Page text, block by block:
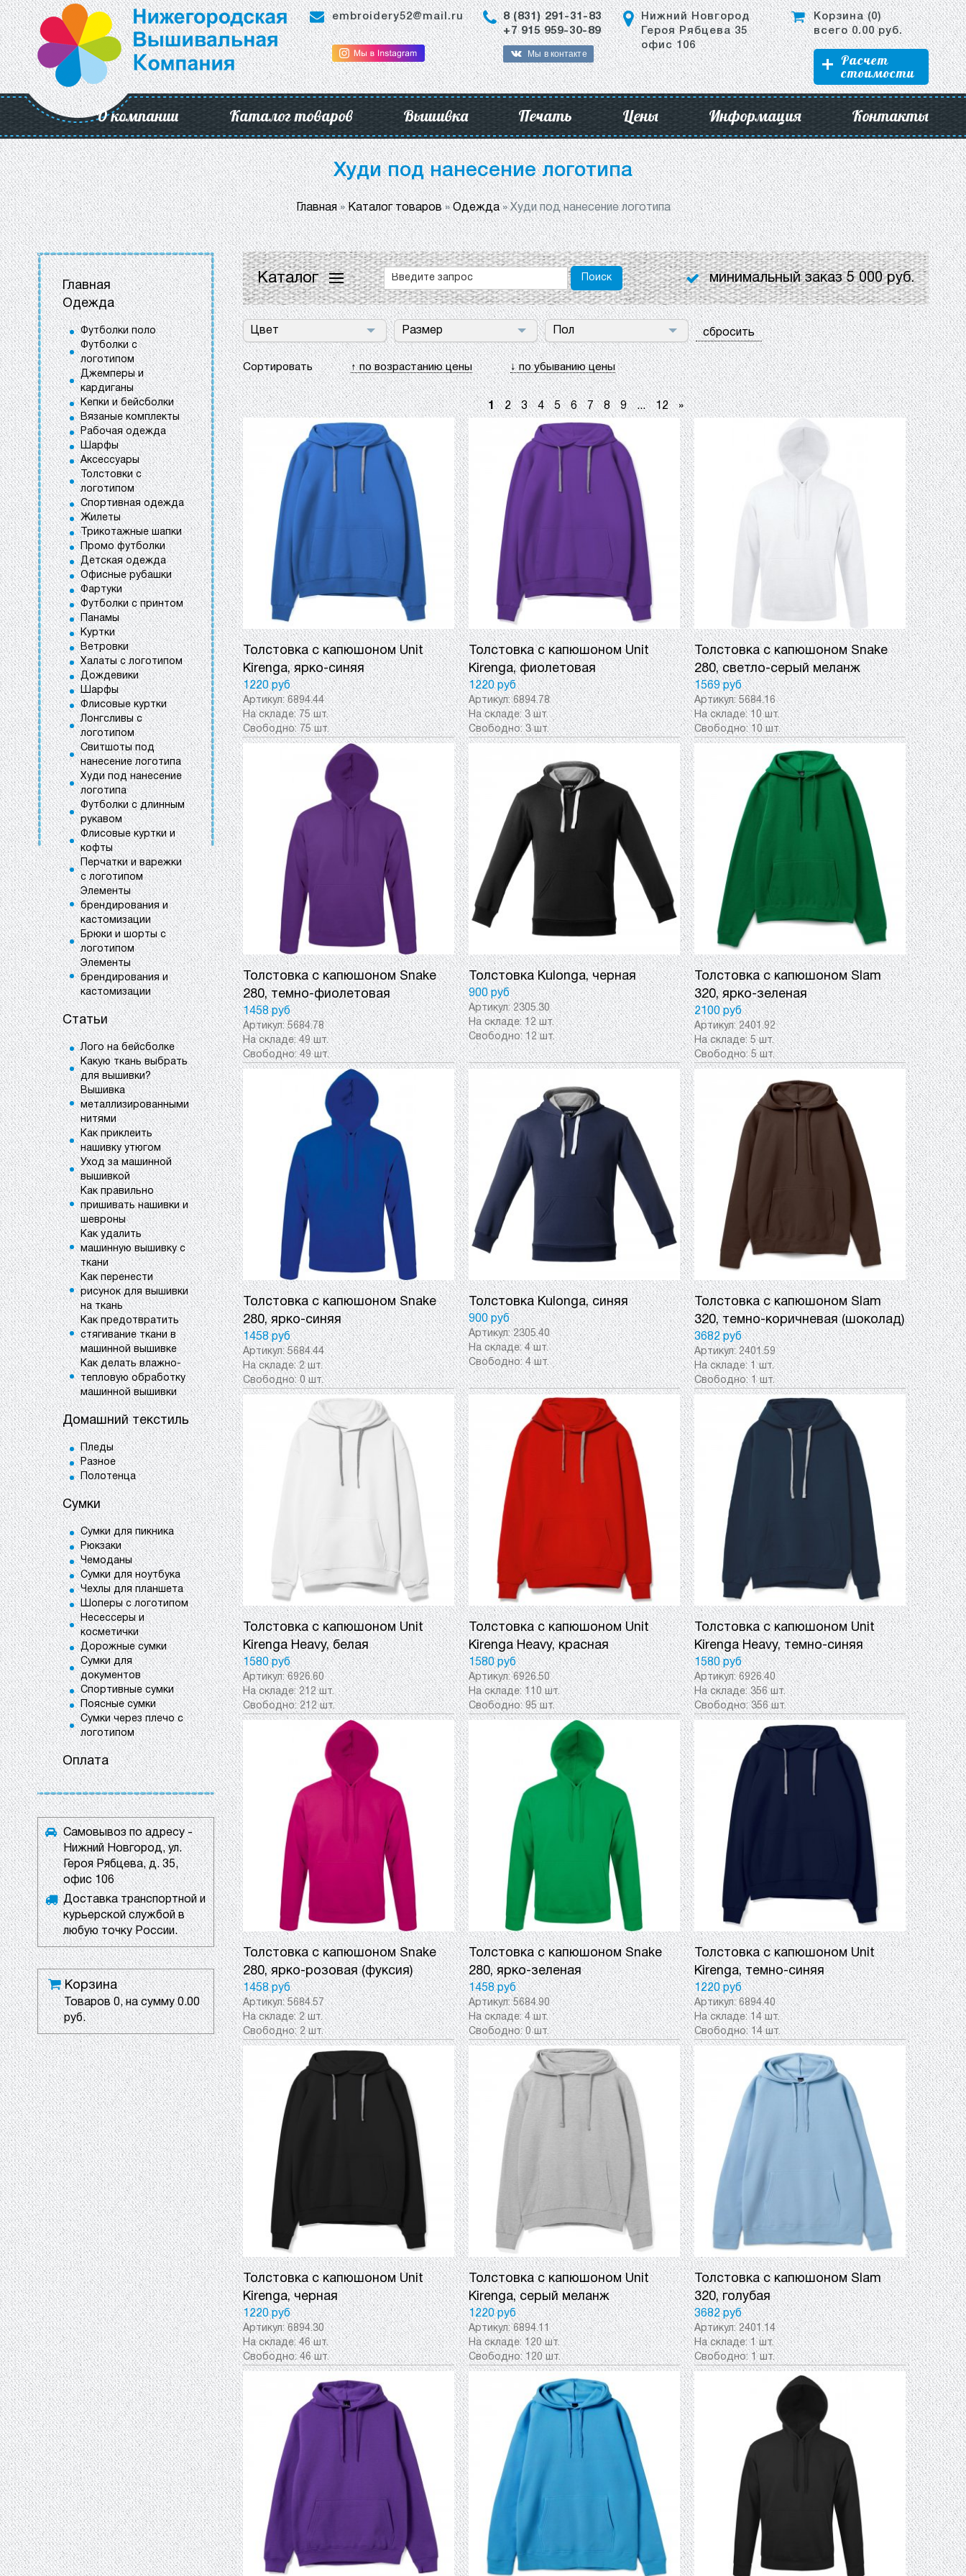
embroidery52@mail.ru
8 (831) 291-31-83
+7 915 959-30-89
Мы в контакте
Нижний Новгород
Героя Рябцева 35
офис 106
Корзина (0)
всего0.00руб.
Расчет
стоимости
О компании Каталог товаров Вышивка Печать Цены Информация Контакты
Худи под нанесение логотипа
Главная»Каталог товаров»Одежда»Худи под нанесение логотипа
Главная
Одежда
Футболки поло
Футболки с
логотипом
Джемперы и
кардиганы
Кепки и бейсболки
Вязаные комплекты
Рабочая одежда
Шарфы
Аксессуары
Толстовки с
логотипом
Спортивная одежда
Жилеты
Трикотажные шапки
Промо футболки
Детская одежда
Офисные рубашки
Фартуки
Футболки с принтом
Панамы
Куртки
Ветровки
Халаты с логотипом
Дождевики
Шарфы
Флисовые куртки
Лонгсливы с
логотипом
Свитшоты под
нанесение логотипа
Худи под нанесение
логотипа
Футболки с длинным
рукавом
Флисовые куртки и
кофты
Перчатки и варежки
с логотипом
Элементы
брендирования и
кастомизации
Брюки и шорты с
логотипом
Элементы
брендирования и
кастомизации
Статьи
Лого на бейсболке
Какую ткань выбрать
для вышивки?
Вышивка
металлизированными
нитями
Как приклеить
нашивку утюгом
Уход за машинной
вышивкой
Как правильно
пришивать нашивки и
шевроны
Как удалить
машинную вышивку с
ткани
Как перенести
рисунок для вышивки
на ткань
Как предотвратить
стягивание ткани в
машинной вышивке
Как делать влажно-
тепловую обработку
машинной вышивки
Домашний текстиль
Пледы
Разное
Полотенца
Сумки
Сумки для пикника
Рюкзаки
Чемоданы
Сумки для ноутбука
Чехлы для планшета
Шоперы с логотипом
Несессеры и
косметички
Дорожные сумки
Сумки для
документов
Спортивные сумки
Поясные сумки
Сумки через плечо с
логотипом
Оплата
Самовывоз по адресу -
Нижний Новгород, ул.
Героя Рябцева, д. 35,
офис 106
Доставка транспортной и
курьерской службой в
любую точку России.
Корзина
Товаров0, на сумму0.00
руб.
Каталог Поиск минимальный заказ 5 000 руб.
Цвет Размер Пол сбросить
Сортировать ↑ по возрастанию цены ↓ по убыванию цены
1 2 3 4 5 6 7 8 9 ... 12 »
Толстовка с капюшоном Unit
Kirenga, ярко-синяя
1220 руб
Артикул:6894.44
На складе:75 шт.
Свободно:75 шт.
Толстовка с капюшоном Unit
Kirenga, фиолетовая
1220 руб
Артикул:6894.78
На складе:3 шт.
Свободно:3 шт.
Толстовка с капюшоном Snake
280, светло-серый меланж
1569 руб
Артикул:5684.16
На складе:10 шт.
Свободно:10 шт.
Толстовка с капюшоном Snake
280, темно-фиолетовая
1458 руб
Артикул:5684.78
На складе:49 шт.
Свободно:49 шт.
Толстовка Kulonga, черная
900 руб
Артикул:2305.30
На складе:12 шт.
Свободно:12 шт.
Толстовка с капюшоном Slam
320, ярко-зеленая
2100 руб
Артикул:2401.92
На складе:5 шт.
Свободно:5 шт.
Толстовка с капюшоном Snake
280, ярко-синяя
1458 руб
Артикул:5684.44
На складе:2 шт.
Свободно:0 шт.
Толстовка Kulonga, синяя
900 руб
Артикул:2305.40
На складе:4 шт.
Свободно:4 шт.
Толстовка с капюшоном Slam
320, темно-коричневая (шоколад)
3682 руб
Артикул:2401.59
На складе:1 шт.
Свободно:1 шт.
Толстовка с капюшоном Unit
Kirenga Heavy, белая
1580 руб
Артикул:6926.60
На складе:212 шт.
Свободно:212 шт.
Толстовка с капюшоном Unit
Kirenga Heavy, красная
1580 руб
Артикул:6926.50
На складе:110 шт.
Свободно:95 шт.
Толстовка с капюшоном Unit
Kirenga Heavy, темно-синяя
1580 руб
Артикул:6926.40
На складе:356 шт.
Свободно:356 шт.
Толстовка с капюшоном Snake
280, ярко-розовая (фуксия)
1458 руб
Артикул:5684.57
На складе:2 шт.
Свободно:2 шт.
Толстовка с капюшоном Snake
280, ярко-зеленая
1458 руб
Артикул:5684.90
На складе:4 шт.
Свободно:0 шт.
Толстовка с капюшоном Unit
Kirenga, темно-синяя
1220 руб
Артикул:6894.40
На складе:14 шт.
Свободно:14 шт.
Толстовка с капюшоном Unit
Kirenga, черная
1220 руб
Артикул:6894.30
На складе:46 шт.
Свободно:46 шт.
Толстовка с капюшоном Unit
Kirenga, серый меланж
1220 руб
Артикул:6894.11
На складе:120 шт.
Свободно:120 шт.
Толстовка с капюшоном Slam
320, голубая
3682 руб
Артикул:2401.14
На складе:1 шт.
Свободно:1 шт.